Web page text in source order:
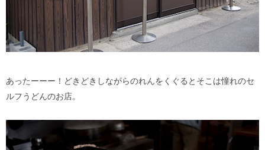
あったーーー！どきどきしながらのれんをくぐるとそこは憧れのセ
ルフうどんのお店。